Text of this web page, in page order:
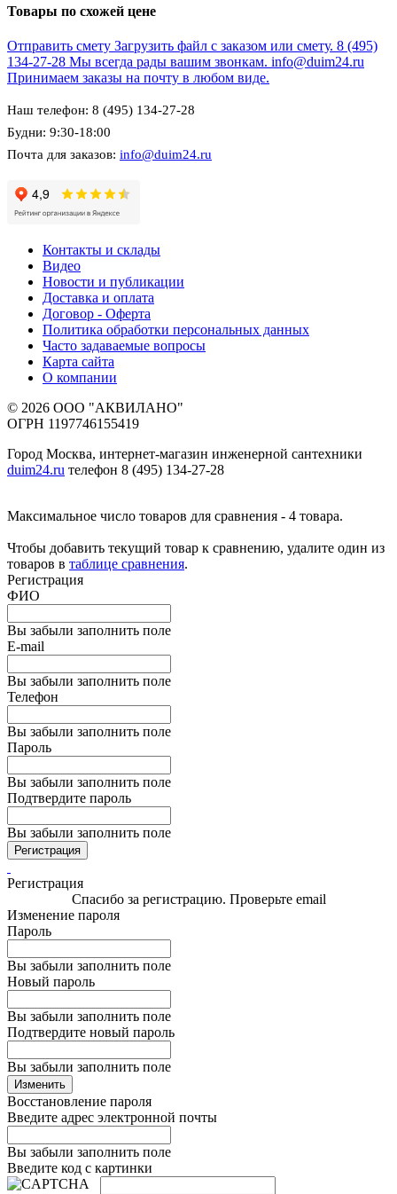
Товары по схожей цене
Отправить смету Загрузить файл с заказом или смету. 8 (495)
134-27-28 Мы всегда рады вашим звонкам. info@duim24.ru
Принимаем заказы на почту в любом виде.
Наш телефон: 8 (495) 134-27-28
Будни: 9:30-18:00
Почта для заказов: info@duim24.ru
Контакты и склады
Видео
Новости и публикации
Доставка и оплата
Договор - Оферта
Политика обработки персональных данных
Часто задаваемые вопросы
Карта сайта
О компании
© 2026 ООО "АКВИЛАНО"
ОГРН 1197746155419
Город Москва, интернет-магазин инженерной сантехники
duim24.ru телефон 8 (495) 134-27-28
Максимальное число товаров для сравнения - 4 товара.
Чтобы добавить текущий товар к сравнению, удалите один из
товаров в таблице сравнения.
Регистрация
ФИО
Вы забыли заполнить поле
E-mail
Вы забыли заполнить поле
Телефон
Вы забыли заполнить поле
Пароль
Вы забыли заполнить поле
Подтвердите пароль
Вы забыли заполнить поле
Регистрация
Регистрация
Спасибо за регистрацию. Проверьте email
Изменение пароля
Пароль
Вы забыли заполнить поле
Новый пароль
Вы забыли заполнить поле
Подтвердите новый пароль
Вы забыли заполнить поле
Изменить
Восстановление пароля
Введите адрес электронной почты
Вы забыли заполнить поле
Введите код с картинки